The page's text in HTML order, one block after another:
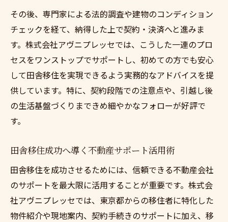
その後、専門家による法的調査や建物のコンディション
チェックを経て、納得した上で契約・決済へと進みま
す。株式会社アヴニプレッセでは、こうした一連のプロ
セスをワンストップでサポートし、初めての方でも安心
して田舎移住を実現できるよう実務的なアドバイスを提
供しています。特に、契約段階での注意点や、引越し後
の生活基盤づくりまできめ細やかなフォローが好評で
す。
田舎移住成功へ導く不動産サポート活用術
田舎移住を成功させるためには、信頼できる不動産会社
のサポートを最大限に活用することが重要です。株式会
社アヴニプレッセでは、東京都からの移住者に特化した
物件紹介や現地案内、契約手続きのサポートに加え、移